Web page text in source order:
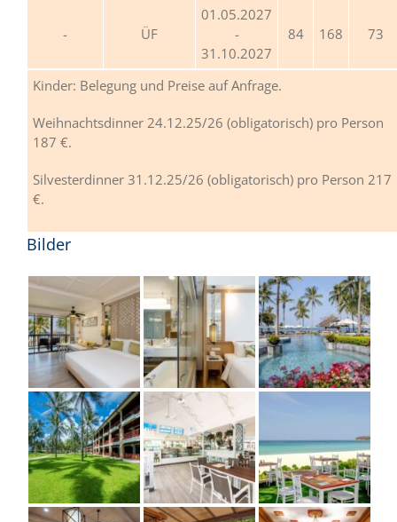
ÜF
01.05.2027
-
31.10.2027
84 168 73
Kinder: Belegung und Preise auf Anfrage.
Weihnachtsdinner 24.12.25/26 (obligatorisch) pro Person
187 €.
Silvesterdinner 31.12.25/26 (obligatorisch) pro Person 217
€.
Bilder